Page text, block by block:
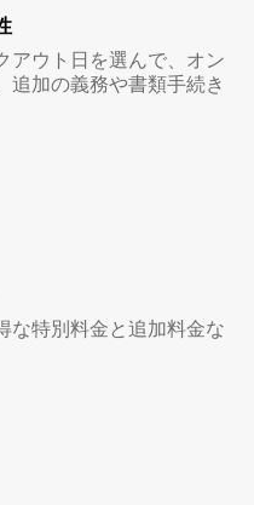
アウト日を選んで、オン
追加の義務や書類手続き
な特別料金と追加料金な